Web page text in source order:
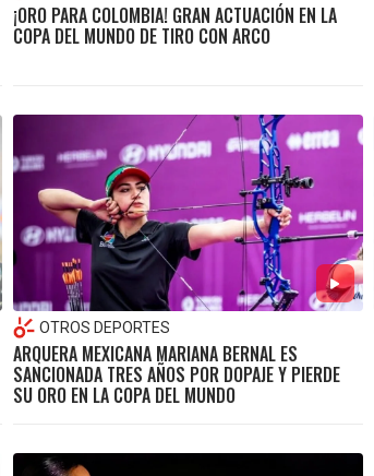
¡ORO PARA COLOMBIA! GRAN ACTUACIÓN EN LA
COPA DEL MUNDO DE TIRO CON ARCO
OTROS DEPORTES
ARQUERA MEXICANA MARIANA BERNAL ES
SANCIONADA TRES AÑOS POR DOPAJE Y PIERDE
SU ORO EN LA COPA DEL MUNDO